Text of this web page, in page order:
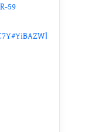
59